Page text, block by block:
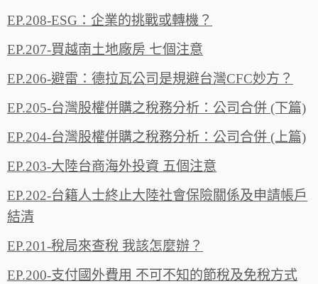
EP.208-ESG：企業的挑戰或轉機？
EP.207-買越南土地廠房 七個注意
EP.206-避雷：德拉瓦公司是規避台灣CFC妙方？
EP.205-台灣股權併購之稅務分析：公司合併 (下篇)
EP.204-台灣股權併購之稅務分析：公司合併 (上篇)
EP.203-大陸台商海外投資 五個注意
EP.202-台籍人士終止大陸社會保險關係及申請帳戶
結清
EP.201-稅局來查稅 我該怎麼辦？
EP.200-支付國外費用 不可不知的節稅及免稅方式